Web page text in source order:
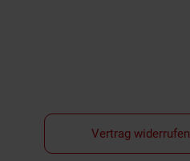
Vertrag widerrufen